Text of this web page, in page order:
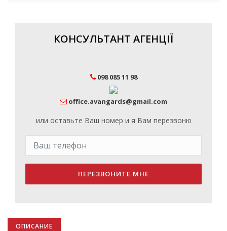
КОНСУЛЬТАНТ АГЕНЦІЇ
098 085 11 98
office.avangards@gmail.com
или оставьте Ваш номер и я Вам перезвоню
ПЕРЕЗВОНИТЕ МНЕ
ОПИСАНИЕ